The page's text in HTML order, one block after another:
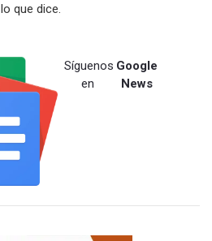
que dice.
Síguenos
en
Google
News